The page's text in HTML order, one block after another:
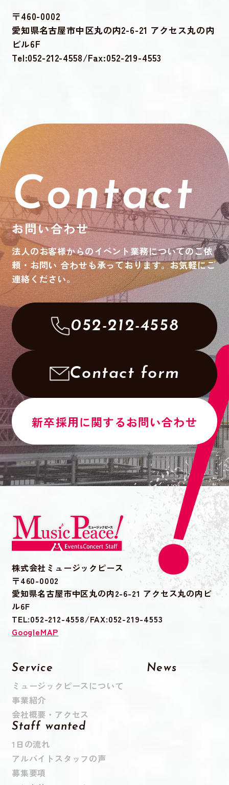
〒460-0002
愛知県名古屋市中区丸の内2-6-21 アクセス丸の内
ビル6F
Tel:052-212-4558/Fax:052-219-4553
Contact
お問い合わせ
法人のお客様からのイベント業務についてのご依
頼・お問い合わせも承っております。お気軽にご
連絡ください。
052-212-4558
Contact form
新卒採用に関するお問い合わせ
株式会社ミュージックピース
〒460-0002
愛知県名古屋市中区丸の内2-6-21 アクセス丸の内ビ
ル6F
TEL:052-212-4558/FAX:052-219-4553
GoogleMAP
Service
ミュージックピースについて
事業紹介
会社概要・アクセス
News
Staff wanted
1日の流れ
アルバイトスタッフの声
募集要項